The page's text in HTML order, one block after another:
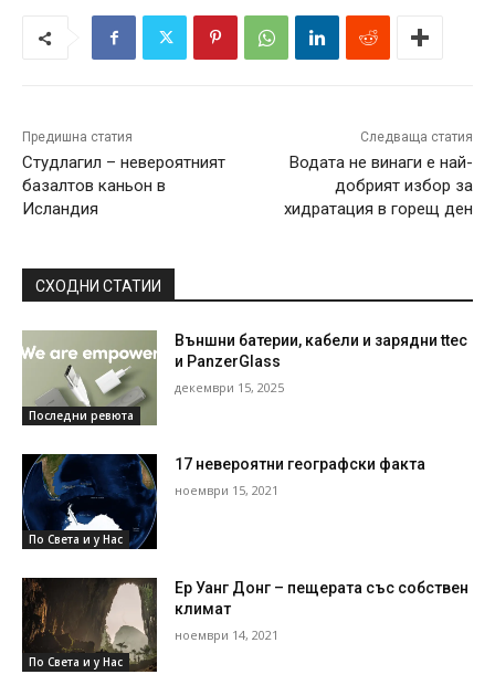
Предишна статия
Студлагил – невероятният
базалтов каньон в
Исландия
Следваща статия
Водата не винаги е най-
добрият избор за
хидратация в горещ ден
СХОДНИ СТАТИИ
Последни ревюта
Външни батерии, кабели и зарядни ttec
и PanzerGlass
декември 15, 2025
По Света и у Нас
17 невероятни географски факта
ноември 15, 2021
По Света и у Нас
Ер Уанг Донг – пещерата със собствен
климат
ноември 14, 2021